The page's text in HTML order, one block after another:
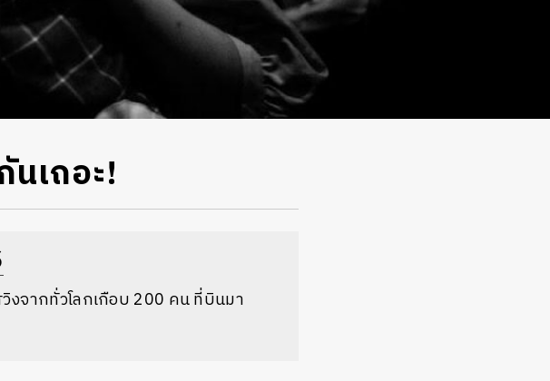
เถอะ!
งจากทั่วโลกเกือบ 200 คน ที่บินมา